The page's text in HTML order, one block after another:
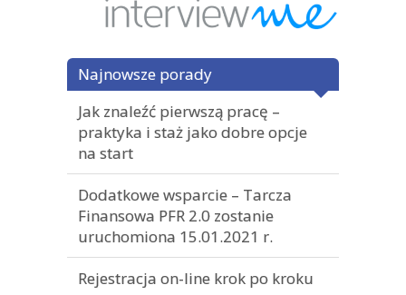
Najnowsze porady
Jak znaleźć pierwszą pracę –
praktyka i staż jako dobre opcje
na start
Dodatkowe wsparcie – Tarcza
Finansowa PFR 2.0 zostanie
uruchomiona 15.01.2021 r.
Rejestracja on-line krok po kroku